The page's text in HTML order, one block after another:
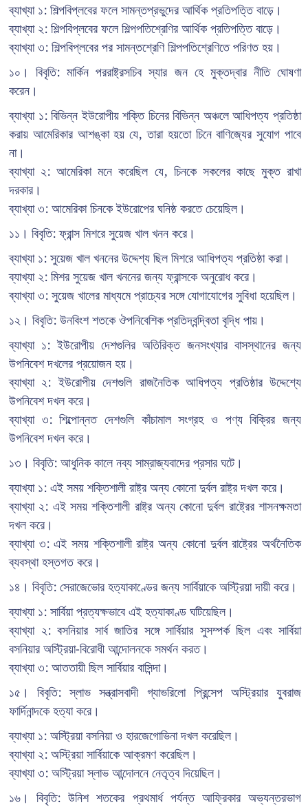
ব্যাখ্যা ১: শিল্পবিপ্লবের ফলে সামন্তপ্রভুদের আর্থিক প্রতিপত্তি বাড়ে।
ব্যাখ্যা ২: শিল্পবিপ্লবের ফলে শিল্পপতিশ্রেণির আর্থিক প্রতিপত্তি বাড়ে।
ব্যাখ্যা ৩: শিল্পবিপ্লবের পর সামন্তশ্রেণি শিল্পপতিশ্রেণিতে পরিণত হয়।
১০। বিবৃতি: মার্কিন পররাষ্ট্রসচিব স্যার জন হে মুক্তদ্বার নীতি ঘোষণা
করেন।
ব্যাখ্যা ১: বিভিন্ন ইউরোপীয় শক্তি চিনের বিভিন্ন অঞ্চলে আধিপত্য প্রতিষ্ঠা
করায় আমেরিকার আশঙ্কা হয় যে, তারা হয়তো চিনে বাণিজ্যের সুযোগ পাবে
না।
ব্যাখ্যা ২: আমেরিকা মনে করেছিল যে, চিনকে সকলের কাছে মুক্ত রাখা
দরকার।
ব্যাখ্যা ৩: আমেরিকা চিনকে ইউরোপের ঘনিষ্ঠ করতে চেয়েছিল।
১১। বিবৃতি: ফ্রান্স মিশরে সুয়েজ খাল খনন করে।
ব্যাখ্যা ১: সুয়েজ খাল খননের উদ্দেশ্য ছিল মিশরে আধিপত্য প্রতিষ্ঠা করা।
ব্যাখ্যা ২: মিশর সুয়েজ খাল খননের জন্য ফ্রান্সকে অনুরোধ করে।
ব্যাখ্যা ৩: সুয়েজ খালের মাধ্যমে প্রাচ্যের সঙ্গে যোগাযোগের সুবিধা হয়েছিল।
১২। বিবৃতি: উনবিংশ শতকে ঔপনিবেশিক প্রতিদ্বন্দ্বিতা বৃদ্ধি পায়।
ব্যাখ্যা ১: ইউরোপীয় দেশগুলির অতিরিক্ত জনসংখ্যার বাসস্থানের জন্য
উপনিবেশ দখলের প্রয়োজন হয়।
ব্যাখ্যা ২: ইউরোপীয় দেশগুলি রাজনৈতিক আধিপত্য প্রতিষ্ঠার উদ্দেশ্যে
উপনিবেশ দখল করে।
ব্যাখ্যা ৩: শিল্পোন্নত দেশগুলি কাঁচামাল সংগ্রহ ও পণ্য বিক্রির জন্য
উপনিবেশ দখল করে।
১৩। বিবৃতি: আধুনিক কালে নব্য সাম্রাজ্যবাদের প্রসার ঘটে।
ব্যাখ্যা ১: এই সময় শক্তিশালী রাষ্ট্র অন্য কোনো দুর্বল রাষ্ট্র দখল করে।
ব্যাখ্যা ২: এই সময় শক্তিশালী রাষ্ট্র অন্য কোনো দুর্বল রাষ্ট্রের শাসনক্ষমতা
দখল করে।
ব্যাখ্যা ৩: এই সময় শক্তিশালী রাষ্ট্র অন্য কোনো দুর্বল রাষ্ট্রের অর্থনৈতিক
ব্যবস্থা হস্তগত করে।
১৪। বিবৃতি: সেরাজেভোর হত্যাকাণ্ডের জন্য সার্বিয়াকে অস্ট্রিয়া দায়ী করে।
ব্যাখ্যা ১: সার্বিয়া প্রত্যক্ষভাবে এই হত্যাকাণ্ড ঘটিয়েছিল।
ব্যাখ্যা ২: বসনিয়ার সার্ব জাতির সঙ্গে সার্বিয়ার সুসম্পর্ক ছিল এবং সার্বিয়া
বসনিয়ার অস্ট্রিয়া-বিরোধী আন্দোলনকে সমর্থন করত।
ব্যাখ্যা ৩: আততায়ী ছিল সার্বিয়ার বাসিন্দা।
১৫। বিবৃতি: স্লাভ সন্ত্রাসবাদী গ্যাভরিলো প্রিন্সেপ অস্ট্রিয়ার যুবরাজ
ফার্দিনান্দকে হত্যা করে।
ব্যাখ্যা ১: অস্ট্রিয়া বসনিয়া ও হারজেগোভিনা দখল করেছিল।
ব্যাখ্যা ২: অস্ট্রিয়া সার্বিয়াকে আক্রমণ করেছিল।
ব্যাখ্যা ৩: অস্ট্রিয়া স্লাভ আন্দোলনে নেতৃত্ব দিয়েছিল।
১৬। বিবৃতি: উনিশ শতকের প্রথমার্ধ পর্যন্ত আফ্রিকার অভ্যন্তরভাগ